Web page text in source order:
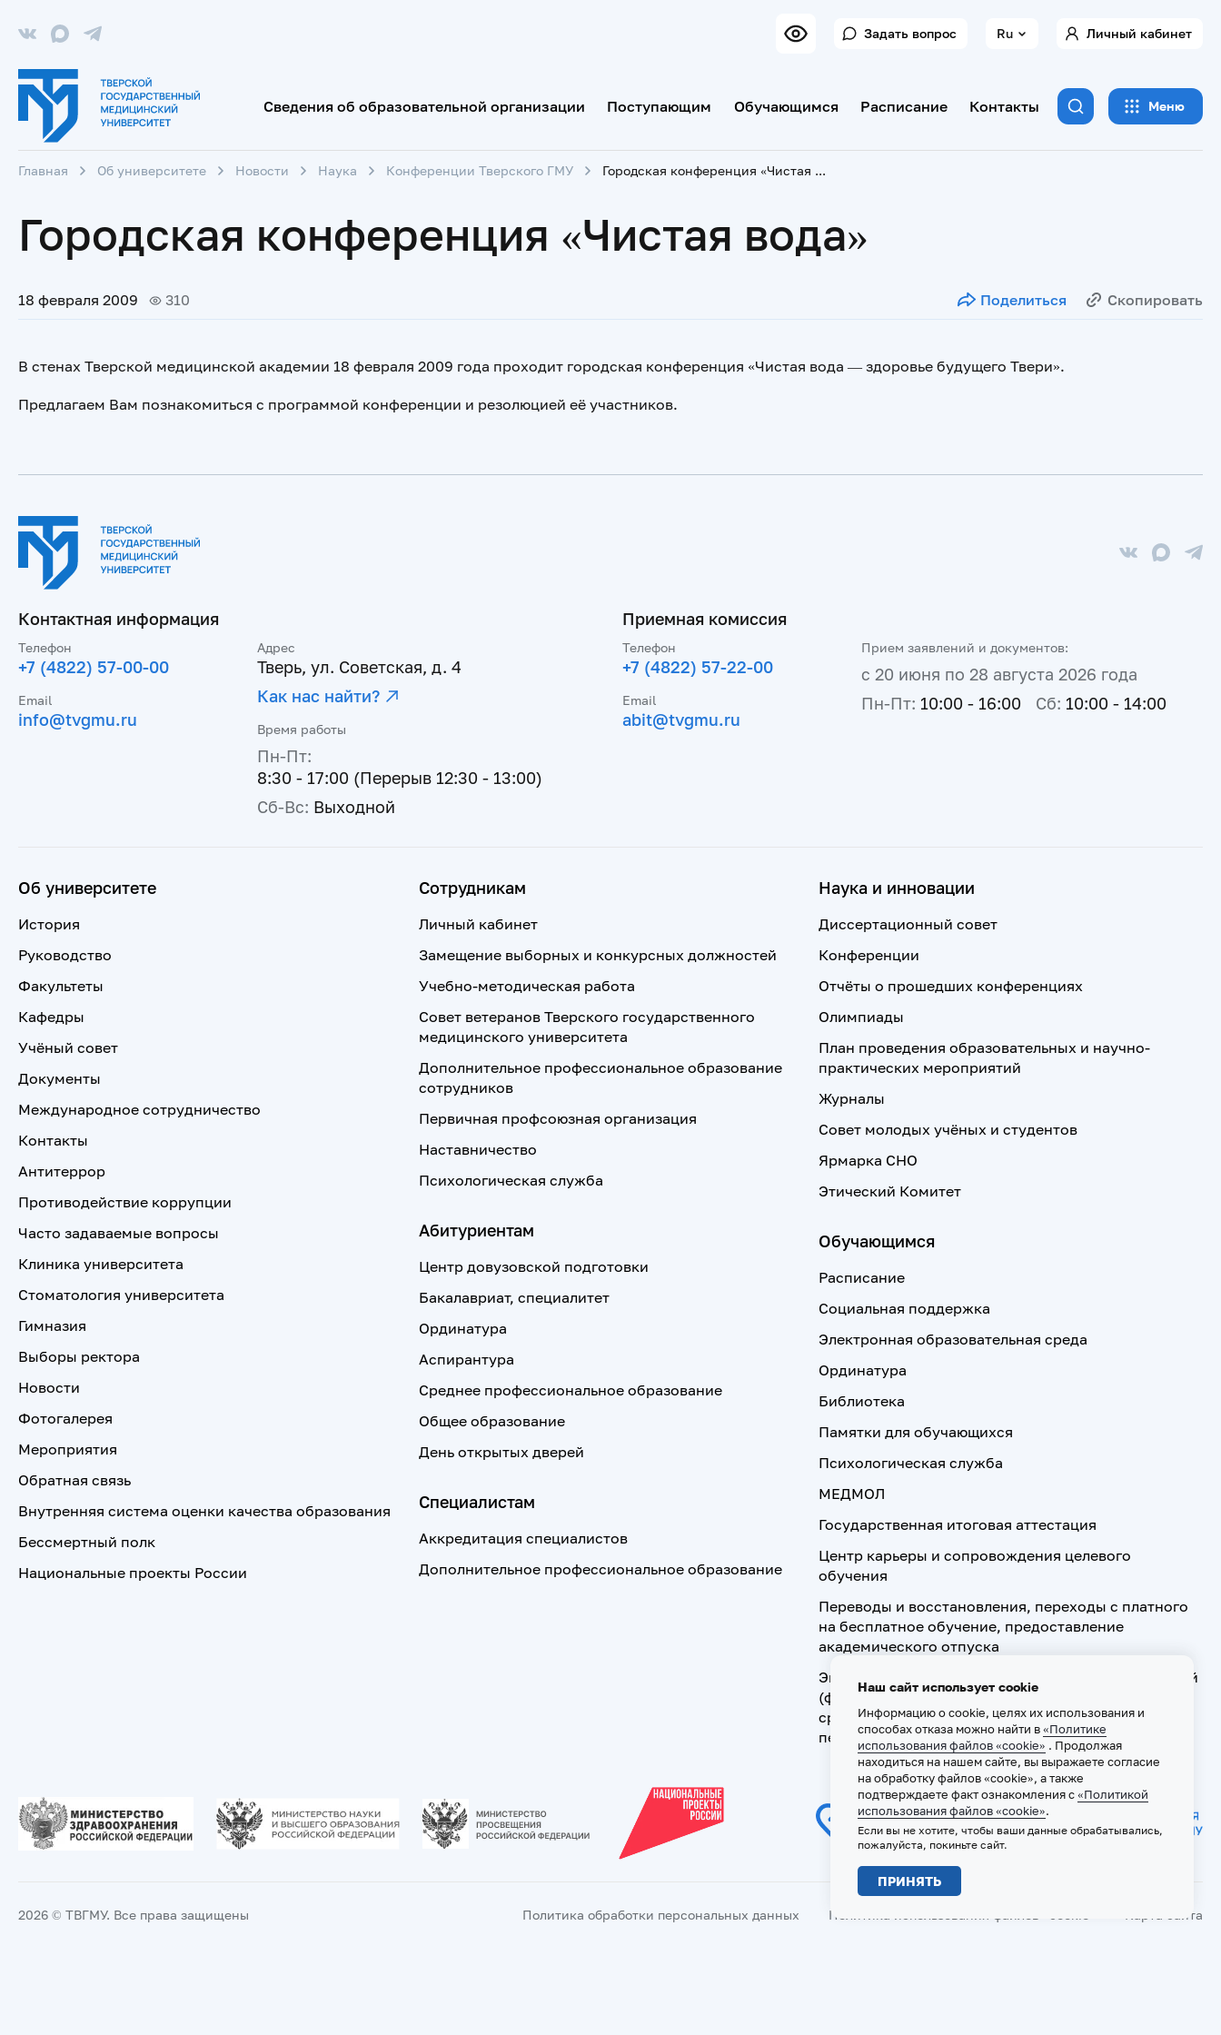
Задать вопрос Ru Личный кабинет
Сведения об образовательной организации Поступающим Обучающимся Расписание Контакты Меню
Главная Об университете Новости Наука Конференции Тверского ГМУ Городская конференция «Чистая вода»
Городская конференция «Чистая вода»
18 февраля 2009 310 Поделиться Скопировать
В стенах Тверской медицинской академии 18 февраля 2009 года проходит городская конференция «Чистая вода — здоровье будущего Твери».
Предлагаем Вам познакомиться с программой конференции и резолюцией её участников.
Контактная информация
Телефон
+7 (4822) 57-00-00
Email
info@tvgmu.ru
Адрес
Тверь, ул. Советская, д. 4
Как нас найти?
Время работы
Пн-Пт:
8:30 - 17:00 (Перерыв 12:30 - 13:00)
Сб-Вс: Выходной
Приемная комиссия
Телефон
+7 (4822) 57-22-00
Email
abit@tvgmu.ru
Прием заявлений и документов:
с 20 июня по 28 августа 2026 года
Пн-Пт: 10:00 - 16:00 Сб: 10:00 - 14:00
Об университете
История
Руководство
Факультеты
Кафедры
Учёный совет
Документы
Международное сотрудничество
Контакты
Антитеррор
Противодействие коррупции
Часто задаваемые вопросы
Клиника университета
Стоматология университета
Гимназия
Выборы ректора
Новости
Фотогалерея
Мероприятия
Обратная связь
Внутренняя система оценки качества образования
Бессмертный полк
Национальные проекты России
Сотрудникам
Личный кабинет
Замещение выборных и конкурсных должностей
Учебно-методическая работа
Совет ветеранов Тверского государственного
медицинского университета
Дополнительное профессиональное образование
сотрудников
Первичная профсоюзная организация
Наставничество
Психологическая служба
Абитуриентам
Центр довузовской подготовки
Бакалавриат, специалитет
Ординатура
Аспирантура
Среднее профессиональное образование
Общее образование
День открытых дверей
Специалистам
Аккредитация специалистов
Дополнительное профессиональное образование
Наука и инновации
Диссертационный совет
Конференции
Отчёты о прошедших конференциях
Олимпиады
План проведения образовательных и научно-
практических мероприятий
Журналы
Совет молодых учёных и студентов
Ярмарка СНО
Этический Комитет
Обучающимся
Расписание
Социальная поддержка
Электронная образовательная среда
Ординатура
Библиотека
Памятки для обучающихся
Психологическая служба
МЕДМОЛ
Государственная итоговая аттестация
Центр карьеры и сопровождения целевого
обучения
Переводы и восстановления, переходы с платного
на бесплатное обучение, предоставление
академического отпуска
Экзамен по допуску к осуществлению медицинской
(фармацевтической) деятельности на должностях
среднего медицинского (фармацевтического)
персонала
2026 © ТВГМУ. Все права защищены Политика обработки персональных данных Политика использования файлов «cookie» Карта сайта
Наш сайт использует cookie
Информацию о cookie, целях их использования и
способах отказа можно найти в«Политике
использования файлов «cookie» . Продолжая
находиться на нашем сайте, вы выражаете согласие
на обработку файлов «cookie», а также
подтверждаете факт ознакомления с«Политикой
использования файлов «cookie».
Если вы не хотите, чтобы ваши данные обрабатывались,
пожалуйста, покиньте сайт.
ПРИНЯТЬ